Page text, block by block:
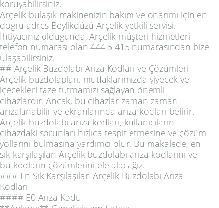
koruyabilirsiniz.
Arçelik bulaşık makinenizin bakım ve onarımı için en
doğru adres Beylikdüzü Arçelik yetkili servisi.
İhtiyacınız olduğunda, Arçelik müşteri hizmetleri
telefon numarası olan 444 5 415 numarasından bize
ulaşabilirsiniz.
## Arçelik Buzdolabı Arıza Kodları ve Çözümleri
Arçelik buzdolapları, mutfaklarımızda yiyecek ve
içecekleri taze tutmamızı sağlayan önemli
cihazlardır. Ancak, bu cihazlar zaman zaman
arızalanabilir ve ekranlarında arıza kodları belirir.
Arçelik buzdolabı arıza kodları, kullanıcıların
cihazdaki sorunları hızlıca tespit etmesine ve çözüm
yollarını bulmasına yardımcı olur. Bu makalede, en
sık karşılaşılan Arçelik buzdolabı arıza kodlarını ve
bu kodların çözümlerini ele alacağız.
### En Sık Karşılaşılan Arçelik Buzdolabı Arıza
Kodları
#### E0 Arıza Kodu